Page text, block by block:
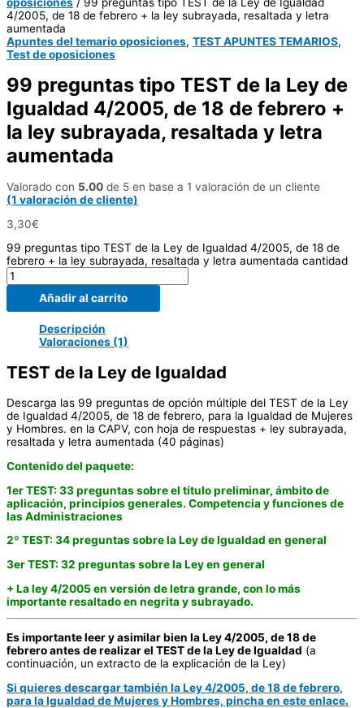
4/2005, de 18 de febrero + la ley subrayada, resaltada y letra
aumentada
Apuntes del temario oposiciones, TEST APUNTES TEMARIOS,
Test de oposiciones
99 preguntas tipo TEST de la Ley de
Igualdad 4/2005, de 18 de febrero +
la ley subrayada, resaltada y letra
aumentada
Valorado con 5.00 de 5 en base a 1 valoración de un cliente
(1 valoración de cliente)
3,30€
99 preguntas tipo TEST de la Ley de Igualdad 4/2005, de 18 de
febrero + la ley subrayada, resaltada y letra aumentada cantidad
Añadir al carrito
Descripción
Valoraciones (1)
TEST de la Ley de Igualdad
Descarga las 99 preguntas de opción múltiple del TEST de la Ley
de Igualdad 4/2005, de 18 de febrero, para la Igualdad de Mujeres
y Hombres. en la CAPV, con hoja de respuestas + ley subrayada,
resaltada y letra aumentada (40 páginas)
Contenido del paquete:
1er TEST: 33 preguntas sobre el título preliminar, ámbito de
aplicación, principios generales. Competencia y funciones de
las Administraciones
2º TEST: 34 preguntas sobre la Ley de Igualdad en general
3er TEST: 32 preguntas sobre la Ley en general
+ La ley 4/2005 en versión de letra grande, con lo más
importante resaltado en negrita y subrayado.
Es importante leer y asimilar bien la Ley 4/2005, de 18 de
febrero antes de realizar el TEST de la Ley de Igualdad (a
continuación, un extracto de la explicación de la Ley)
Si quieres descargar también la Ley 4/2005, de 18 de febrero,
para la Igualdad de Mujeres y Hombres, pincha en este enlace.